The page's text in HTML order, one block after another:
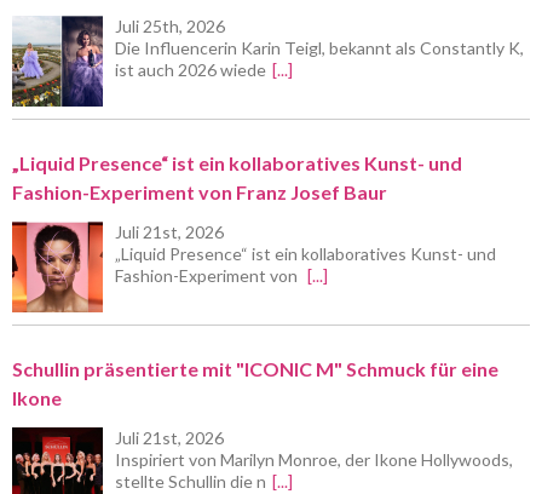
Juli 25th, 2026
Die Influencerin Karin Teigl, bekannt als Constantly K,
ist auch 2026 wiede [...]
„Liquid Presence“ ist ein kollaboratives Kunst- und
Fashion-Experiment von Franz Josef Baur
Juli 21st, 2026
„Liquid Presence“ ist ein kollaboratives Kunst- und
Fashion-Experiment von
[...]
Schullin präsentierte mit "ICONIC M" Schmuck für eine
Ikone
Juli 21st, 2026
Inspiriert von Marilyn Monroe, der Ikone Hollywoods,
stellte Schullin die n [...]